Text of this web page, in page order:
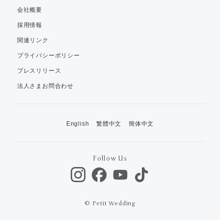
会社概要
採用情報
関連リンク
プライバシーポリシー
プレスリリース
法人さまお問合わせ
English 繁體中文 簡体中文
Follow Us
© Petit Wedding